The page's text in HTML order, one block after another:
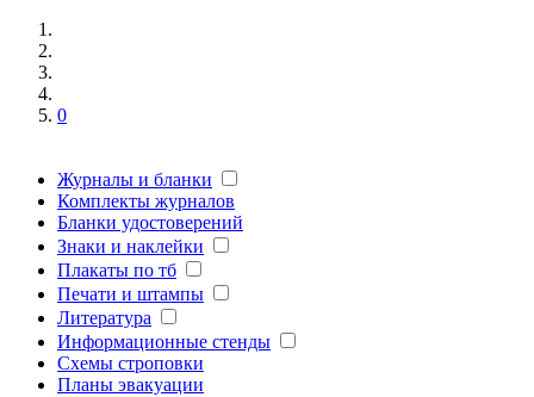
0
Журналы и бланки
Комплекты журналов
Бланки удостоверений
Знаки и наклейки
Плакаты по тб
Печати и штампы
Литература
Информационные стенды
Схемы строповки
Планы эвакуации